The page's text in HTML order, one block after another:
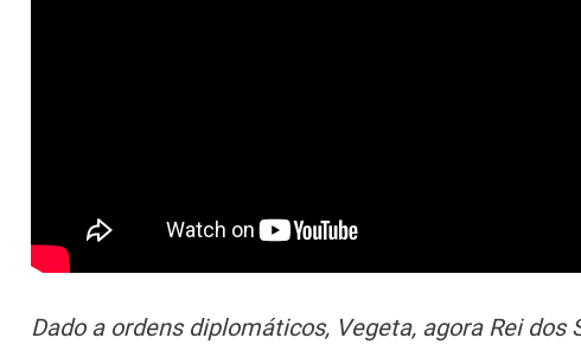
Dado a ordens diplomáticos, Vegeta, agora Rei dos